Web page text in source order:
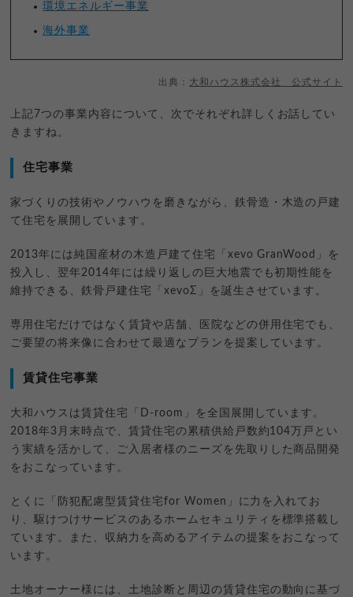
環境エネルギー事業
海外事業
出典： 大和ハウス株式会社 公式サイト
上記7つの事業内容について、次でそれぞれ詳しくお話してい
きますね。
住宅事業
家づくりの技術やノウハウを磨きながら、鉄骨造・木造の戸建
て住宅を展開しています。
2013年には純国産材の木造戸建て住宅「xevo GranWood」を
投入し、翌年2014年には繰り返しの巨大地震でも初期性能を
維持できる、鉄骨戸建住宅「xevoΣ」を誕生させています。
専用住宅だけではなく賃貸や店舗、医院などの併用住宅でも、
ご要望の将来像に合わせて最適なプランを提案しています。
賃貸住宅事業
大和ハウスは賃貸住宅「D-room」を全国展開しています。
2018年3月末時点で、賃貸住宅の累積供給戸数約104万戸とい
う実績を活かして、ご入居者様のニーズを先取りした商品開発
をおこなっています。
とくに「防犯配慮型賃貸住宅for Women」に力を入れてお
り、駆けつけサービスのあるホームセキュリティを標準搭載し
ています。また、収納力を高めるアイテムの提案をおこなって
います。
土地オーナー様には、土地診断と周辺の賃貸住宅の動向に基づ